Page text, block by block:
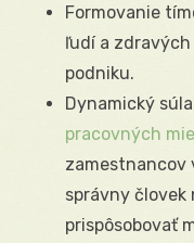
Formovanie
ľudí a
podniku.
Dynamický
pracovných
zamestnancov
správny človek
prispôsobovať